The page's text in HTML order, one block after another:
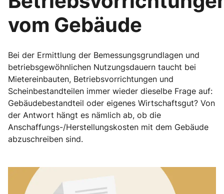
vom Gebäude
Bei der Ermittlung der Bemessungsgrundlagen und
betriebsgewöhnlichen Nutzungsdauern taucht bei
Mietereinbauten, Betriebsvorrichtungen und
Scheinbestandteilen immer wieder dieselbe Frage auf:
Gebäudebestandteil oder eigenes Wirtschaftsgut? Von
der Antwort hängt es nämlich ab, ob die
Anschaffungs-/Herstellungskosten mit dem Gebäude
abzuschreiben sind.